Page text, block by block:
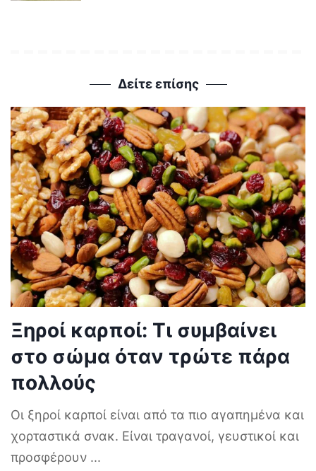
Δείτε επίσης
Ξηροί καρποί: Τι συμβαίνει
στο σώμα όταν τρώτε πάρα
πολλούς
Οι ξηροί καρποί είναι από τα πιο αγαπημένα και
χορταστικά σνακ. Είναι τραγανοί, γευστικοί και
προσφέρουν ...